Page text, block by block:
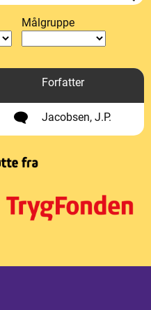
Målgruppe
Forfatter
Jacobsen, J.P.